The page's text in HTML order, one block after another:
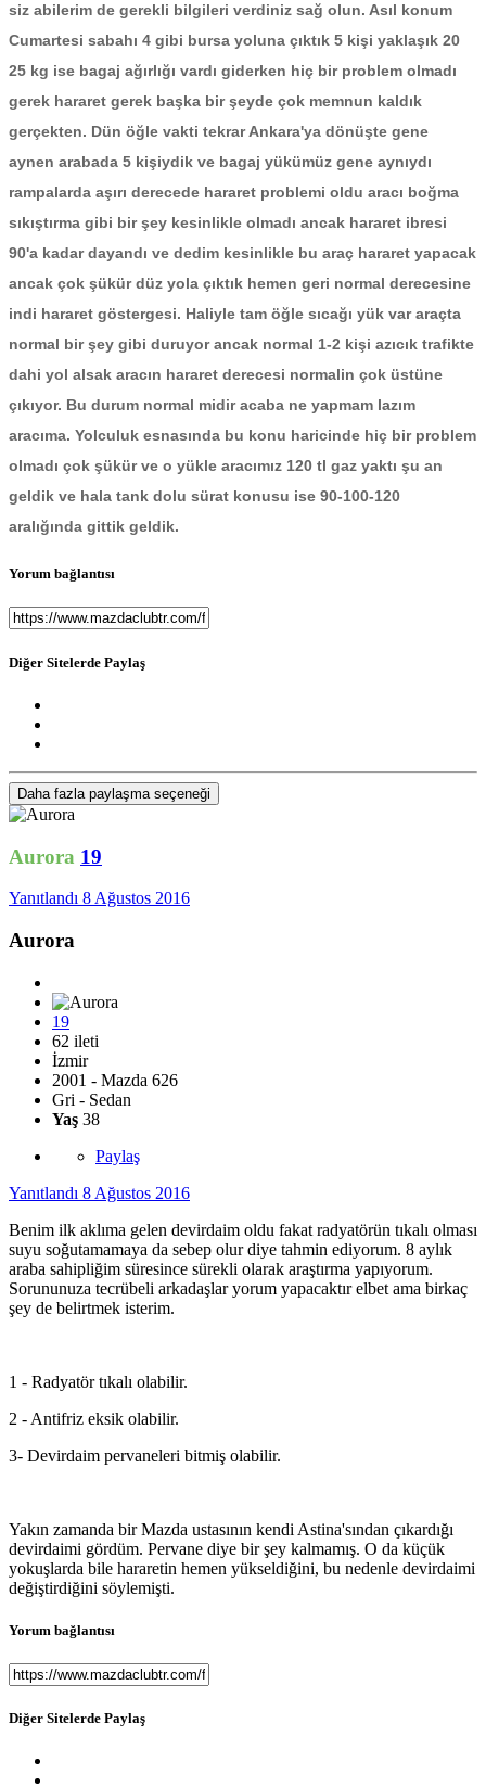
siz abilerim de gerekli bilgileri verdiniz sağ olun. Asıl konum
Cumartesi sabahı 4 gibi bursa yoluna çıktık 5 kişi yaklaşık 20
25 kg ise bagaj ağırlığı vardı giderken hiç bir problem olmadı
gerek hararet gerek başka bir şeyde çok memnun kaldık
gerçekten. Dün öğle vakti tekrar Ankara'ya dönüşte gene
aynen arabada 5 kişiydik ve bagaj yükümüz gene aynıydı
rampalarda aşırı derecede hararet problemi oldu aracı boğma
sıkıştırma gibi bir şey kesinlikle olmadı ancak hararet ibresi
90'a kadar dayandı ve dedim kesinlikle bu araç hararet yapacak
ancak çok şükür düz yola çıktık hemen geri normal derecesine
indi hararet göstergesi. Haliyle tam öğle sıcağı yük var araçta
normal bir şey gibi duruyor ancak normal 1-2 kişi azıcık trafikte
dahi yol alsak aracın hararet derecesi normalin çok üstüne
çıkıyor. Bu durum normal midir acaba ne yapmam lazım
aracıma. Yolculuk esnasında bu konu haricinde hiç bir problem
olmadı çok şükür ve o yükle aracımız 120 tl gaz yaktı şu an
geldik ve hala tank dolu sürat konusu ise 90-100-120
aralığında gittik geldik.
Yorum bağlantısı
Diğer Sitelerde Paylaş
Daha fazla paylaşma seçeneği
Aurora 19
Yanıtlandı 8 Ağustos 2016
Aurora
19
62 ileti
İzmir
2001 - Mazda 626
Gri - Sedan
Yaş 38
Paylaş
Yanıtlandı 8 Ağustos 2016
Benim ilk aklıma gelen devirdaim oldu fakat radyatörün tıkalı olması
suyu soğutamamaya da sebep olur diye tahmin ediyorum. 8 aylık
araba sahipliğim süresince sürekli olarak araştırma yapıyorum.
Sorununuza tecrübeli arkadaşlar yorum yapacaktır elbet ama birkaç
şey de belirtmek isterim.
1 - Radyatör tıkalı olabilir.
2 - Antifriz eksik olabilir.
3- Devirdaim pervaneleri bitmiş olabilir.
Yakın zamanda bir Mazda ustasının kendi Astina'sından çıkardığı
devirdaimi gördüm. Pervane diye bir şey kalmamış. O da küçük
yokuşlarda bile hararetin hemen yükseldiğini, bu nedenle devirdaimi
değiştirdiğini söylemişti.
Yorum bağlantısı
Diğer Sitelerde Paylaş